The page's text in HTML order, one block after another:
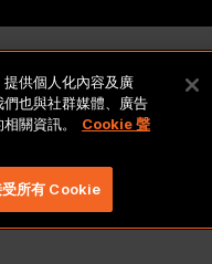
供個人化內容及廣
也與社群媒體、廣告
關資訊。
Cookie 聲
受所有 Cookie